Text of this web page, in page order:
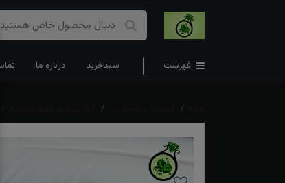
فهرست سبدخرید درباره ما
انگشتر نقره عقیق